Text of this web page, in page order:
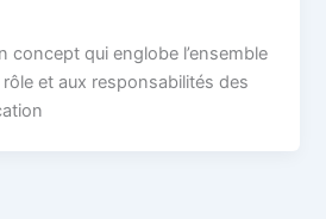
concept qui englobe l’ensemble
et aux responsabilités des